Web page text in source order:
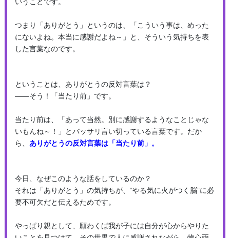
つまり「ありがとう」というのは、「こういう事は、めった
にないよね。本当に感謝だよね～」と、そういう気持ちを表
した言葉なのです。
ということは、ありがとうの反対言葉は？
――そう！「当たり前」です。
当たり前は、「あって当然。別に感謝するようなことじゃな
いもんね～！」とバッサリ言い切っている言葉です。だか
ら、 ありがとうの反対言葉は「当たり前」。
今日、なぜこのような話をしているのか？
それは「ありがとう」の気持ちが、“やる気に火がつく脳”に必
要不可欠だと伝えるためです。
やっぱり親として、願わくば我が子には自分が心からやりた